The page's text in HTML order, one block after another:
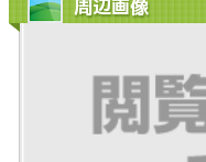
周辺画像